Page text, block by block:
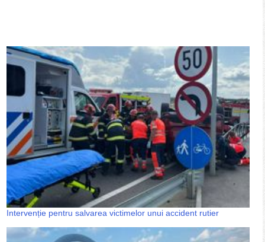
Intervenție pentru salvarea victimelor unui accident rutier